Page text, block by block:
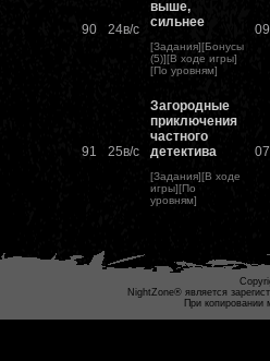
90 24в/c
выше,
сильнее
[Задания][Бонусы
(5)][В ходе игры]
[По уровням]
91 25в/с
Загородные
приключения
частного
детектива
[Задания][В ходе
игры][По
уровням]
NightZone® является
При копировании